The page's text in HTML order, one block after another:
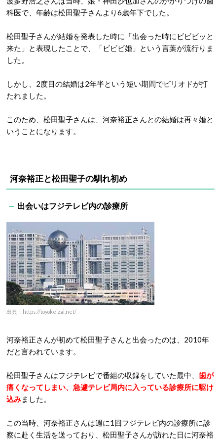
科医で、年齢は松田聖子さんより6歳年下でした。
松田聖子さんが結婚を発表した時に「出会った時にビビビッと
来た」と表現したことで、「ビビビ婚」という言葉が流行りま
した。
しかし、2度目の結婚は2年半という短い期間でピリオドが打
たれました。
このため、松田聖子さんは、河奈裕正さんとの結婚は再々婚と
いうことになります。
河奈裕正と松田聖子の馴れ初め
出会いはフジテレビ内の診療所
出典：https://toyokeizai.net/
河奈裕正さんが初めて松田聖子さんと出会ったのは、2010年
だと言われています。
松田聖子さんはフジテレビで番組の収録をしていた最中、 歯が
痛くなってしまい、急遽テレビ局内に入っている診療所に駆け
込みました。
この当時、河奈裕正さんは週に1回フジテレビ内の診療所に診
察に赴く生活を送っており、松田聖子さんが訪れた日に河奈裕